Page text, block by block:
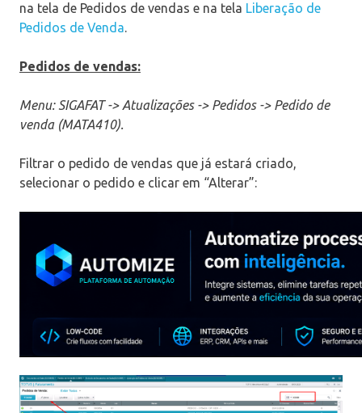
na tela de Pedidos de vendas e na tela Liberação de
Pedidos de Venda.
Pedidos de vendas:
Menu: SIGAFAT -> Atualizações -> Pedidos -> Pedido de
venda (MATA410).
Filtrar o pedido de vendas que já estará criado,
selecionar o pedido e clicar em “Alterar”: